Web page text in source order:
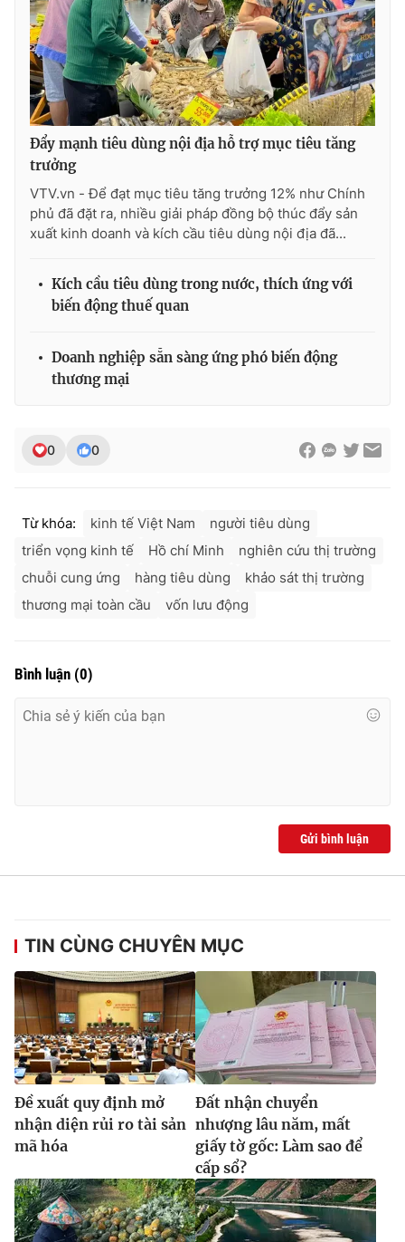
Ðiện thoại Thời báo VTV:024.66 897 897
Email:
toasoan@vtv.vn
Liên hệ quảng cáo:024-7300.7108
® Cấm sao chép dưới mọi hình thức nếu không có sự chấp
thông tin từ website này.
Đẩy mạnh tiêu dùng nội địa hỗ trợ mục tiêu tăng
trưởng
VTV.vn - Để đạt mục tiêu tăng trưởng 12% như Chính
phủ đã đặt ra, nhiều giải pháp đồng bộ thúc đẩy sản
xuất kinh doanh và kích cầu tiêu dùng nội địa đã...
Kích cầu tiêu dùng trong nước, thích ứng với
biến động thuế quan
Doanh nghiệp sẵn sàng ứng phó biến động
thương mại
0 0
Từ khóa: kinh tế Việt Nam
người tiêu dùng
triển vọng kinh tế
Hồ chí Minh
nghiên cứu thị trường
chuỗi cung ứng
hàng tiêu dùng
khảo sát thị trường
thương mại toàn cầu
vốn lưu động
Bình luận (0)
Gửi bình luận
TIN CÙNG CHUYÊN MỤC
Ðề xuất quy định mở
nhận diện rủi ro tài sản
mã hóa
Đất nhận chuyển
nhượng lâu năm, mất
giấy tờ gốc: Làm sao để
cấp sổ?